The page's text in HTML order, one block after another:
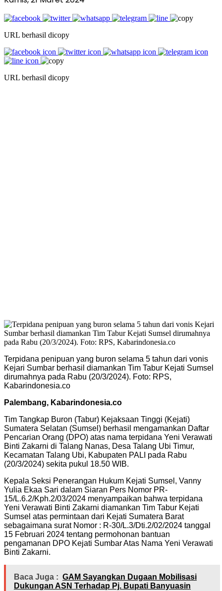
URL berhasil dicopy
URL berhasil dicopy
Terpidana penipuan yang buron selama 5 tahun dari vonis
Kejari Sumbar berhasil diamankan Tim Tabur Kejati Sumsel
dirumahnya pada Rabu (20/3/2024). Foto: RPS,
Kabarindonesia.co
Palembang, Kabarindonesia.co
Tim Tangkap Buron (Tabur) Kejaksaan Tinggi (Kejati)
Sumatera Selatan (Sumsel) berhasil mengamankan Daftar
Pencarian Orang (DPO) atas nama terpidana Yeni Verawati
Binti Zakarni di Talang Nanas, Desa Talang Ubi Timur,
Kecamatan Talang Ubi, Kabupaten PALI pada Rabu
(20/3/2024) sekita pukul 18.50 WIB.
Kepala Seksi Penerangan Hukum Kejati Sumsel, Vanny
Yulia Ekaa Sari dalam Siaran Pers Nomor PR-
15/L.6.2/Kph.2/03/2024 menyampaikan bahwa terpidana
Yeni Verawati Binti Zakarni diamankan Tim Tabur Kejati
Sumsel atas permintaan dari Kejati Sumatera Barat
sebagaimana surat Nomor : R-30/L.3/Dti.2/02/2024 tanggal
15 Februari 2024 tentang permohonan bantuan
pengamanan DPO Kejati Sumbar Atas Nama Yeni Verawati
Binti Zakarni.
Baca Juga : GAM Sayangkan Dugaan Mobilisasi
Dukungan ASN Terhadap Pj. Bupati Banyuasin